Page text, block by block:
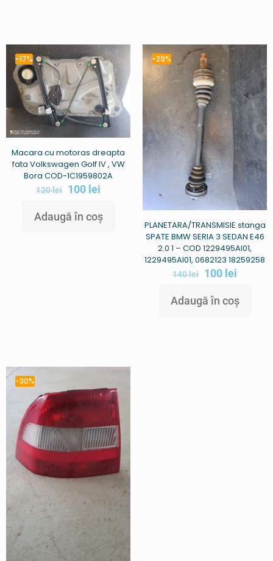
-17%
Macara cu motoras dreapta
fata Volkswagen Golf IV , VW
Bora COD-1C1959802A
120lei 100 lei
Adaugă în coș
-29%
PLANETARA/TRANSMISIE stanga
SPATE BMW SERIA 3 SEDAN E46
2.0 1 – COD 1229495AI01,
1229495AI01, 0682123 18259258
140lei 100 lei
Adaugă în coș
-30%